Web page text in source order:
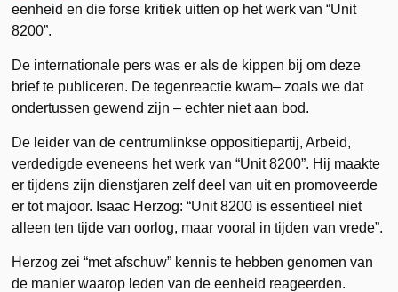
eenheid en die forse kritiek uitten op het werk van “Unit
8200”.
De internationale pers was er als de kippen bij om deze
brief te publiceren. De tegenreactie kwam– zoals we dat
ondertussen gewend zijn – echter niet aan bod.
De leider van de centrumlinkse oppositiepartij, Arbeid,
verdedigde eveneens het werk van “Unit 8200”. Hij maakte
er tijdens zijn dienstjaren zelf deel van uit en promoveerde
er tot majoor. Isaac Herzog: “Unit 8200 is essentieel niet
alleen ten tijde van oorlog, maar vooral in tijden van vrede”.
Herzog zei “met afschuw” kennis te hebben genomen van
de manier waarop leden van de eenheid reageerden.